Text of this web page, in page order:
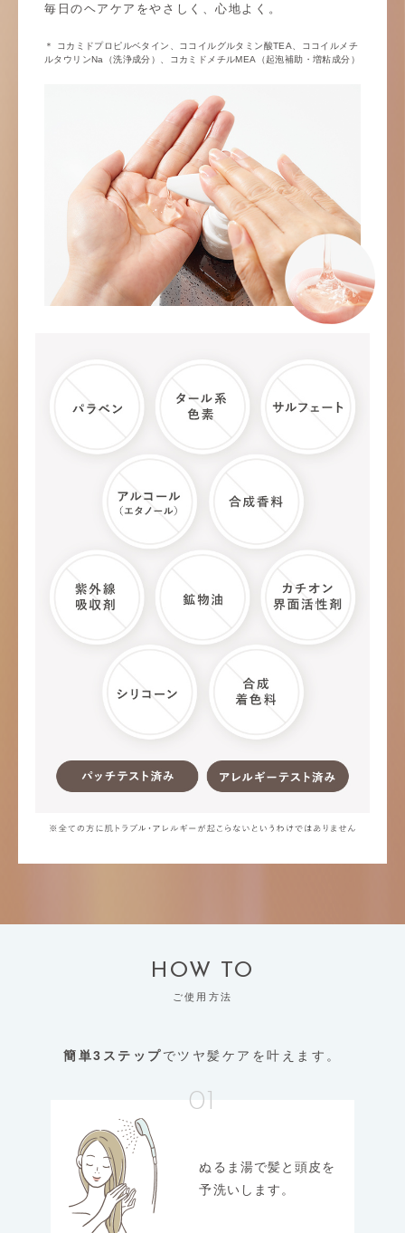
毎日のヘアケアをやさしく、心地よく。
＊ コカミドプロピルベタイン、ココイルグルタミン酸TEA、ココイルメチ
ルタウリンNa（洗浄成分）、コカミドメチルMEA（起泡補助・増粘成分）
HOW TO
ご使用方法
簡単3ステップでツヤ髪ケアを叶えます。
01
ぬるま湯で髪と頭皮を
予洗いします。